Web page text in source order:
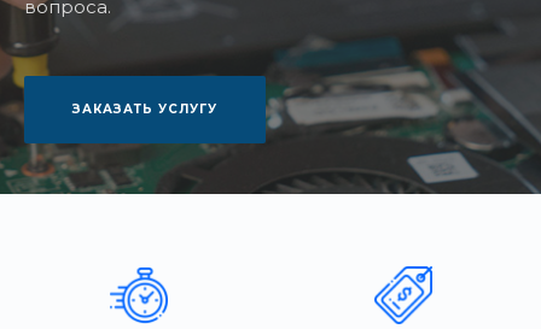
вопроса.
ЗАКАЗАТЬ УСЛУГУ